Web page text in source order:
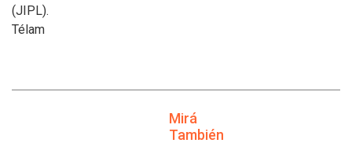
(JIPL).
Télam
Mirá
También